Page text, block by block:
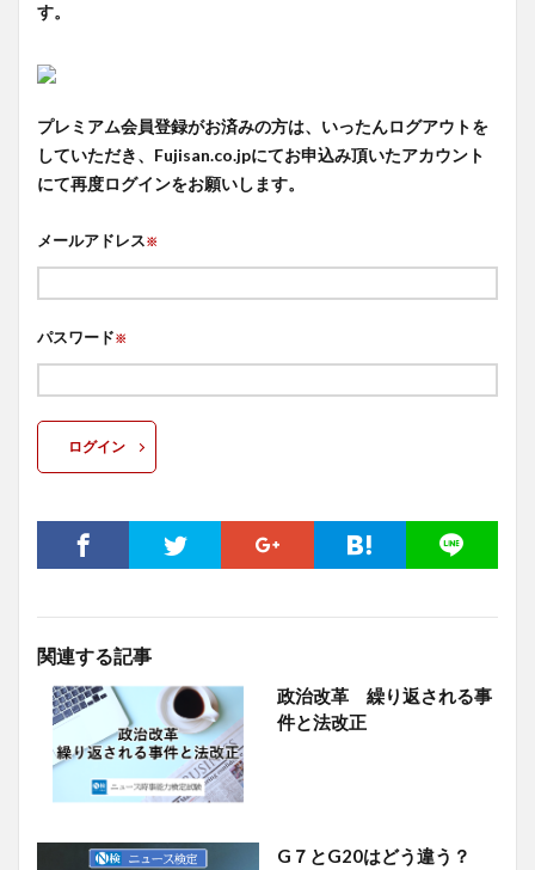
す。
プレミアム会員登録がお済みの方は、いったんログアウトを
していただき、Fujisan.co.jpにてお申込み頂いたアカウント
にて再度ログインをお願いします。
メールアドレス※
パスワード※
ログイン
関連する記事
政治改革 繰り返される事
件と法改正
G７とG20はどう違う？